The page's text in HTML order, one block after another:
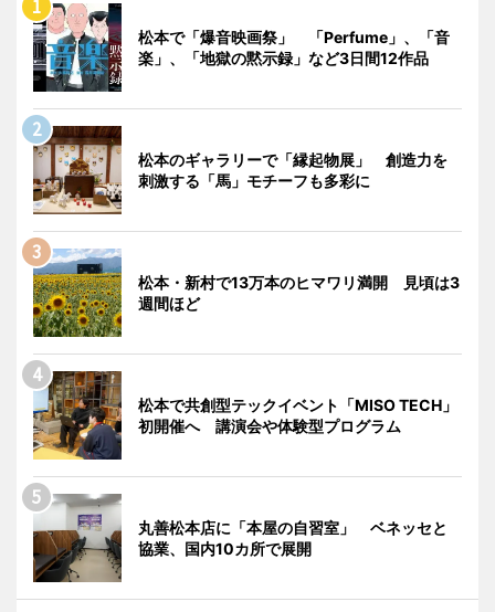
松本で「爆音映画祭」 「Perfume」、「音
楽」、「地獄の黙示録」など3日間12作品
松本のギャラリーで「縁起物展」 創造力を
刺激する「馬」モチーフも多彩に
松本・新村で13万本のヒマワリ満開 見頃は3
週間ほど
松本で共創型テックイベント「MISO TECH」
初開催へ 講演会や体験型プログラム
丸善松本店に「本屋の自習室」 ベネッセと
協業、国内10カ所で展開